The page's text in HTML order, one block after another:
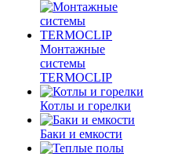
Монтажные
системы
TERMOCLIP
Котлы и горелки
Баки и емкости